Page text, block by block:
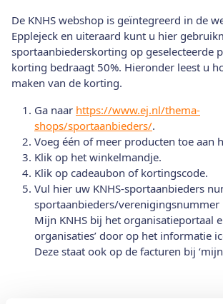
De KNHS webshop is geïntegreerd in de
Epplejeck en uiteraard kunt u hier
sportaanbiederskorting op geselecteerde
korting bedraagt 50%. Hieronder leest u
maken van de korting.
Ga naar https://www.ej.nl/thema-
shops/sportaanbieders/.
Voeg één of meer producten toe aan
Klik op het winkelmandje.
Klik op cadeaubon of kortingscode.
Vul hier uw KNHS-sportaanbieders
sportaanbieders/
Mijn KNHS bij het organisatieportaal
organisaties’ door op het informatie
Deze staat ook op de facturen bij